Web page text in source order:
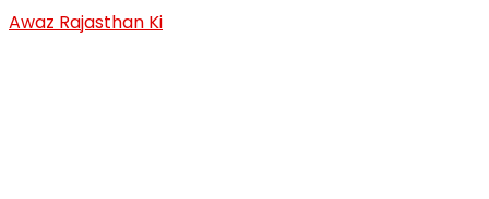
Skip
to
Awaz Rajasthan Ki